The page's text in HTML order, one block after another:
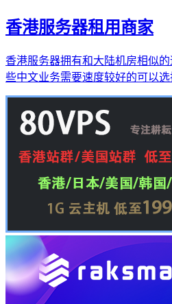
香港服务器租用商家
香港服务器拥有和大陆机房相似
些中文业务需要速度较好的可以